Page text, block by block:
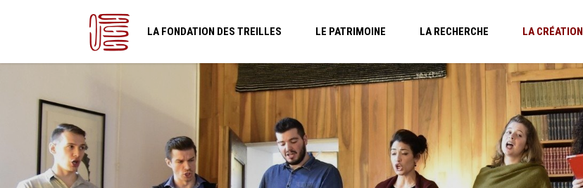
LA FONDATION DES TREILLES LE PATRIMOINE LA RECHERCHE LA CRÉATION